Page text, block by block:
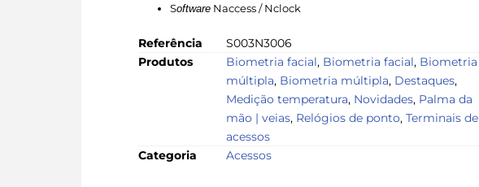
Software Naccess / Nclock
Referência
S003N3006
Produtos
Biometria facial, Biometria facial, Biometria
múltipla, Biometria múltipla, Destaques,
Medição temperatura, Novidades, Palma da
mão | veias, Relógios de ponto, Terminais de
acessos
Categoria
Acessos